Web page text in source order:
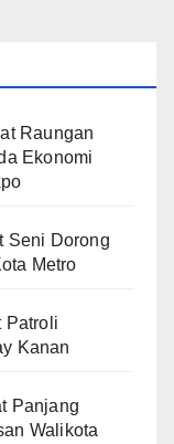
Raungan
Ekonomi
Seni Dorong
Metro
Patroli
Kanan
Panjang
Walikota